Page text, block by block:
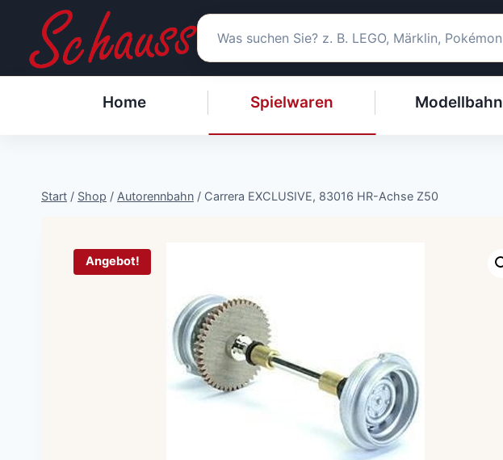
springen
Home Spielwaren Modellbahn
Start / Shop / Autorennbahn / Carrera EXCLUSIVE, 83016 HR-Achse Z50
Angebot!